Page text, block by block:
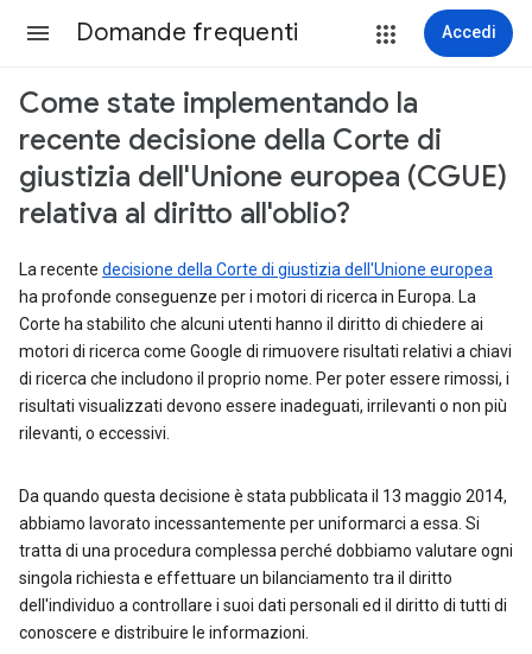
Domande frequenti Accedi
Come state implementando la
recente decisione della Corte di
giustizia dell'Unione europea (CGUE)
relativa al diritto all'oblio?
La recente decisione della Corte di giustizia dell'Unione europea
ha profonde conseguenze per i motori di ricerca in Europa. La
Corte ha stabilito che alcuni utenti hanno il diritto di chiedere ai
motori di ricerca come Google di rimuovere risultati relativi a chiavi
di ricerca che includono il proprio nome. Per poter essere rimossi, i
risultati visualizzati devono essere inadeguati, irrilevanti o non più
rilevanti, o eccessivi.
Da quando questa decisione è stata pubblicata il 13 maggio 2014,
abbiamo lavorato incessantemente per uniformarci a essa. Si
tratta di una procedura complessa perché dobbiamo valutare ogni
singola richiesta e effettuare un bilanciamento tra il diritto
dell'individuo a controllare i suoi dati personali ed il diritto di tutti di
conoscere e distribuire le informazioni.